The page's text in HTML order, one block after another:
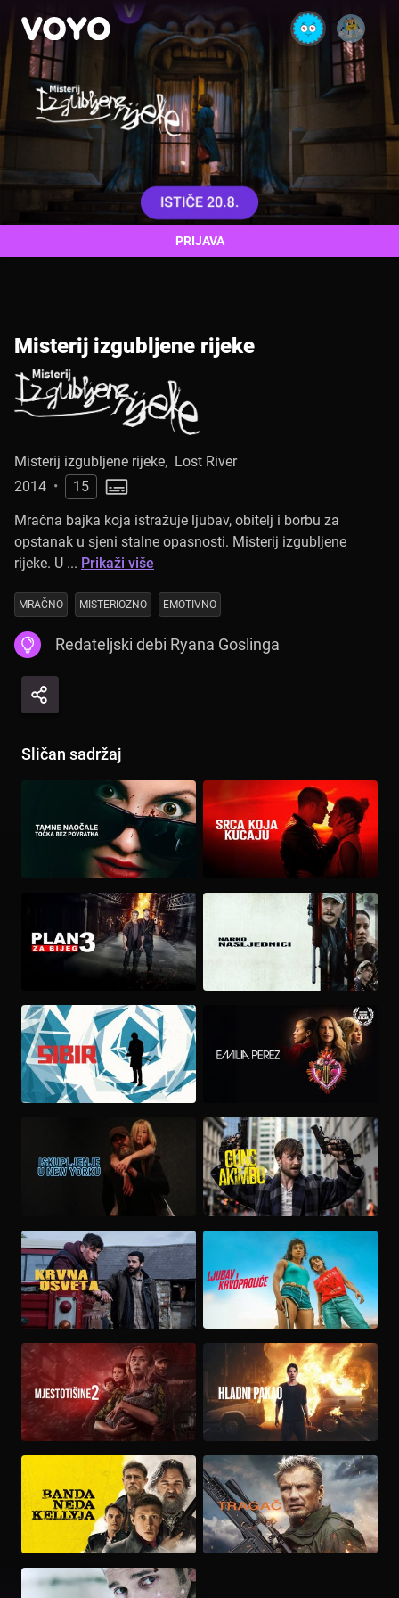
Misterij izgubljene rijeke
Misterij izgubljene rijeke, Lost River
2014 •
15
Mračna bajka koja istražuje ljubav, obitelj i borbu za
opstanak u sjeni stalne opasnosti. Misterij izgubljene
rijeke. U ... Prikaži više
MRAČNO MISTERIOZNO EMOTIVNO
Redateljski debi Ryana Goslinga
PRIJAVA
Sličan sadržaj